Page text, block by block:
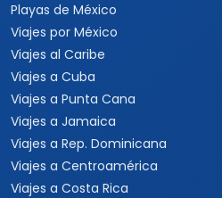
Playas de México
Viajes por México
Viajes al Caribe
Viajes a Cuba
Viajes a Punta Cana
Viajes a Jamaica
Viajes a Rep. Dominicana
Viajes a Centroamérica
Viajes a Costa Rica